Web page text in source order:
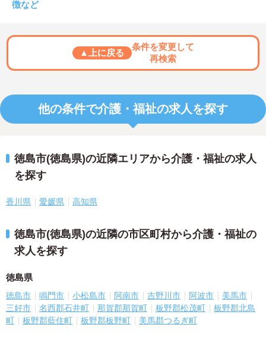
徴など
▲上に戻る
条件を変更して
再検索
他の条件で介護・福祉の求人を探す
徳島市(徳島県)の近隣エリアから介護・福祉の求人
を探す
香川県 愛媛県 高知県
徳島市(徳島県)の近隣の市区町村から介護・福祉の
求人を探す
徳島県
徳島市 鳴門市 小松島市 阿南市 吉野川市 阿波市
美馬市
三好市
名西郡石井町 那賀郡那賀町 板野郡松茂町
板野郡北島
町
板野郡藍住町 板野郡板野町 美馬郡つるぎ町